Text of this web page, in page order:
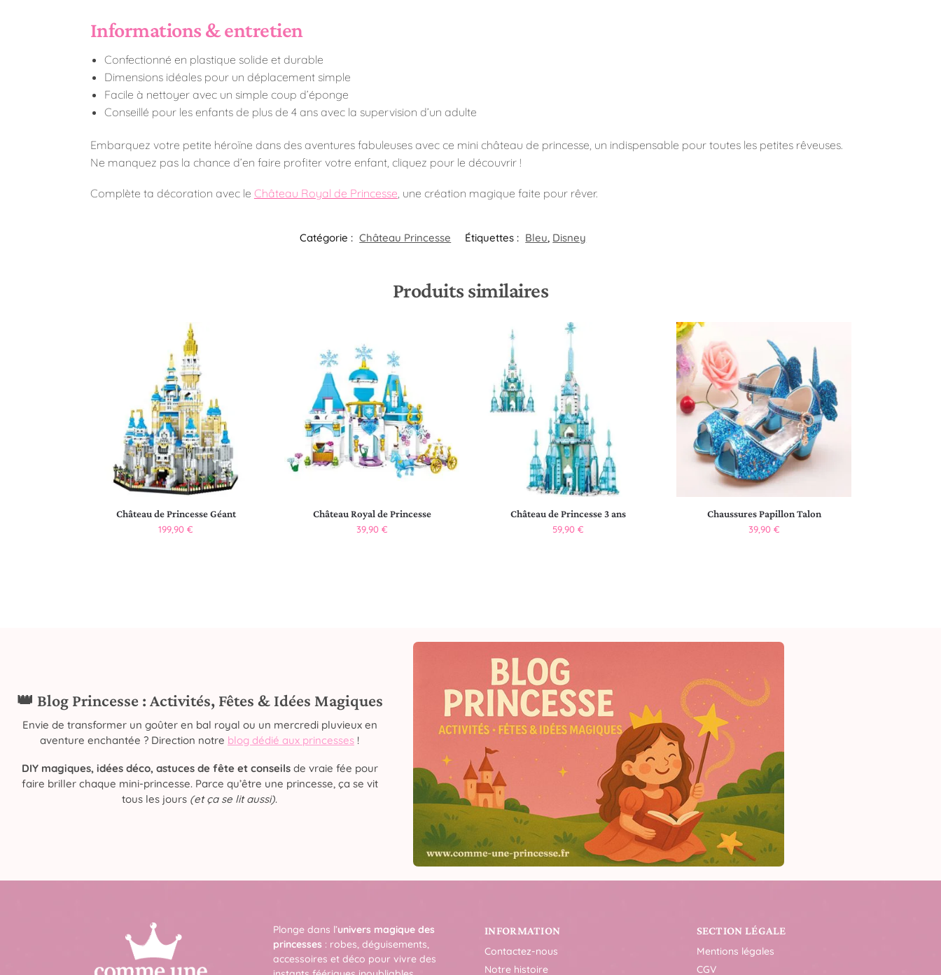
Informations & entretien
Confectionné en plastique solide et durable
Dimensions idéales pour un déplacement simple
Facile à nettoyer avec un simple coup d’éponge
Conseillé pour les enfants de plus de 4 ans avec la supervision d’un adulte
Embarquez votre petite héroïne dans des aventures fabuleuses avec ce mini château de princesse, un indispensable pour toutes les petites rêveuses.
Ne manquez pas la chance d’en faire profiter votre enfant, cliquez pour le découvrir !
Complète ta décoration avec le Château Royal de Princesse , une création magique faite pour rêver.
Catégorie : Château Princesse Étiquettes : Bleu, Disney
Produits similaires
Château de Princesse Géant
199,90€
Château Royal de Princesse
39,90 €
Château de Princesse 3 ans
59,90 €
Chaussures Papillon Talon
39,90 €
👑 Blog Princesse : Activités, Fêtes & Idées Magiques
Envie de transformer un goûter en bal royal ou un mercredi pluvieux en
aventure enchantée ? Direction notre blog dédié aux princesses !
DIY magiques, idées déco, astuces de fête et conseilsde vraie fée pour
faire briller chaque mini-princesse. Parce qu’être une princesse, ça se vit
tous les jours (et ça se lit aussi).
Plonge dans l’univers magique des
princesses : robes, déguisements,
accessoires et déco pour vivre des
INFORMATION
Contactez-nous
Notre histoire
SECTION LÉGALE
Mentions légales
CGV